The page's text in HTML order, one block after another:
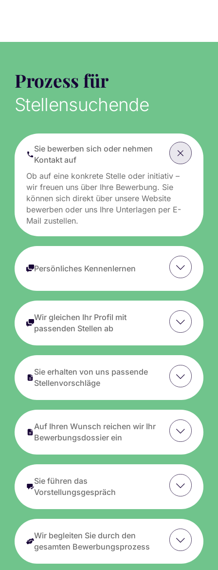
Prozess für
Stellensuchende
Sie bewerben sich oder nehmen
Kontakt auf
Ob auf eine konkrete Stelle oder initiativ –
wir freuen uns über Ihre Bewerbung. Sie
können sich direkt über unsere Website
bewerben oder uns Ihre Unterlagen per E-
Mail zustellen.
Persönliches Kennenlernen
Wir gleichen Ihr Profil mit
passenden Stellen ab
Sie erhalten von uns passende
Stellenvorschläge
Auf Ihren Wunsch reichen wir Ihr
Bewerbungsdossier ein
Sie führen das
Vorstellungsgespräch
Wir begleiten Sie durch den
gesamten Bewerbungsprozess